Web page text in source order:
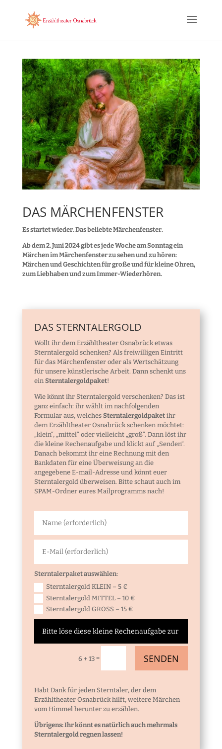
DAS MÄRCHENFENSTER
Es startet wieder. Das beliebte Märchenfenster.
Ab dem 2. Juni 2024 gibt es jede Woche am Sonntag ein
Märchen im Märchenfenster zu sehen und zu hören:
Märchen und Geschichten für große und für kleine Ohren,
zum Liebhaben und zum Immer-Wiederhören.
DAS STERNTALERGOLD
Wollt ihr dem Erzähltheater Osnabrück etwas
Sterntalergold schenken? Als freiwilligen Eintritt
für das Märchenfenster oder als Wertschätzung
für unsere künstlerische Arbeit. Dann schenkt uns
ein Sterntalergoldpaket!
Wie könnt ihr Sterntalergold verschenken? Das ist
ganz einfach: ihr wählt im nachfolgenden
Formular aus, welches Sterntalergoldpaketihr
dem Erzähltheater Osnabrück schenken möchtet:
„klein“, „mittel“ oder vielleicht „groß“. Dann löst ihr
die kleine Rechenaufgabe und klickt auf „Senden“.
Danach bekommt ihr eine Rechnung mit den
Bankdaten für eine Überweisung an die
angegebene E-mail-Adresse und könnt euer
Sterntalergold überweisen. Bitte schaut auch im
SPAM-Ordner eures Mailprogramms nach!
Sterntalerpaket auswählen:
Sterntalergold KLEIN – 5 €
Sterntalergold MITTEL – 10 €
Sterntalergold GROSS – 15 €
6 + 13 = SENDEN
Habt Dank für jeden Sterntaler, der dem
Erzähltheater Osnabrück hilft, weitere Märchen
vom Himmel herunter zu erzählen.
Übrigens: Ihr könnt es natürlich auch mehrmals
Sterntalergold regnen lassen!